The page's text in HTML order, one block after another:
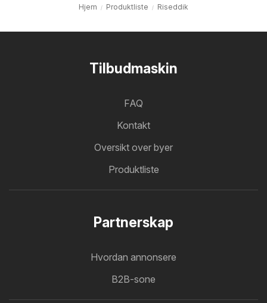
Hjem Produktliste Riseddik
Tilbudmaskin
FAQ
Kontakt
Oversikt over byer
Produktliste
Partnerskap
Hvordan annonsere
B2B-sone